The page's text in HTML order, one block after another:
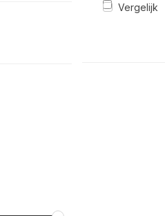
Vergelijk